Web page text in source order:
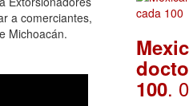
a comerciantes,
Michoacán.
100.